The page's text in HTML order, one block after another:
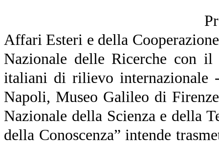
Affari Esteri e della
Nazionale delle Ricerche con
italiani di rilievo internazionale
Napoli, Museo Galileo di
Nazionale della Scienza e della
della Conoscenza” intende